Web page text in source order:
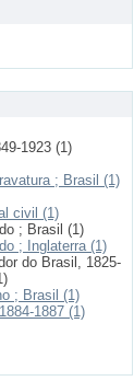
1923 (1)
; Brasil (1)
civil (1)
; Brasil (1)
; Inglaterra (1)
do Brasil, 1825-
; Brasil (1)
1887 (1)